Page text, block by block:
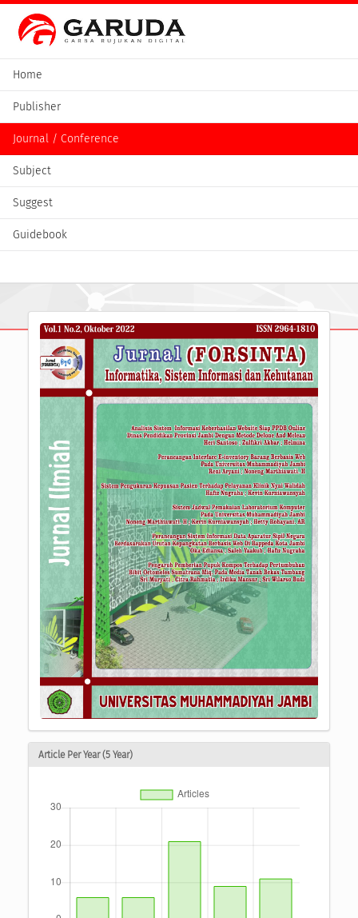
Home
Publisher
Journal / Conference
Subject
Suggest
Guidebook
Article Per Year (5 Year)